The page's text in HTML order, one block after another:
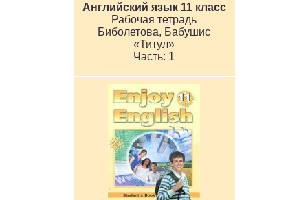
Английский язык 11 класс
Рабочая тетрадь
Биболетова, Бабушис
«Титул»
1